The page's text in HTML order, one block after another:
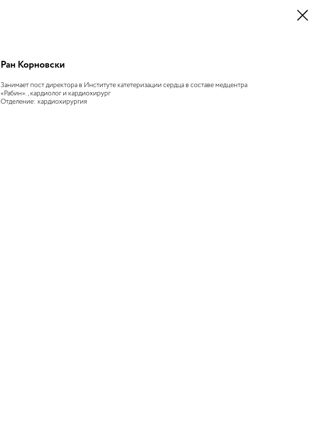
Ран Корновски
Занимает пост директора в Институте катетеризации сердца в составе медцентра
«Рабин»., кардиолог и кардиохирург
Отделение: кардиохирургия